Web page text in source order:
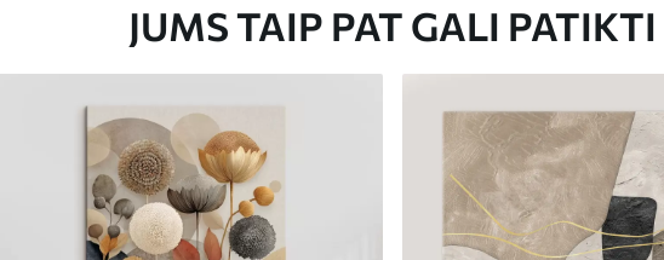
Iš .00€
JUMS TAIP PAT GALI PATIKTI